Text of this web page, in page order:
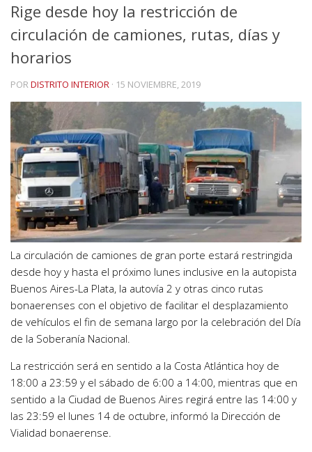
Rige desde hoy la restricción de
circulación de camiones, rutas, días y
horarios
PORDISTRITO INTERIOR · 15 NOVIEMBRE, 2019
La circulación de camiones de gran porte estará restringida
desde hoy y hasta el próximo lunes inclusive en la autopista
Buenos Aires-La Plata, la autovía 2 y otras cinco rutas
bonaerenses con el objetivo de facilitar el desplazamiento
de vehículos el fin de semana largo por la celebración del Día
de la Soberanía Nacional.
La restricción será en sentido a la Costa Atlántica hoy de
18:00 a 23:59 y el sábado de 6:00 a 14:00, mientras que en
sentido a la Ciudad de Buenos Aires regirá entre las 14:00 y
las 23:59 el lunes 14 de octubre, informó la Dirección de
Vialidad bonaerense.